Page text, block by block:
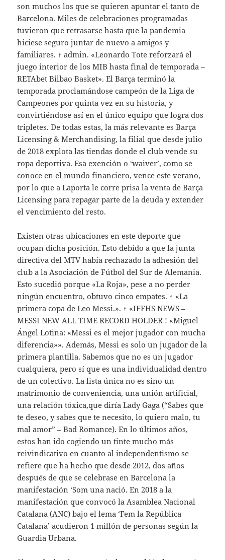
son muchos los que se quieren apuntar el tanto de
Barcelona. Miles de celebraciones programadas
tuvieron que retrasarse hasta que la pandemia
hiciese seguro juntar de nuevo a amigos y
familiares. ↑ admin. «Leonardo Tote reforzará el
juego interior de los MIB hasta final de temporada –
RETAbet Bilbao Basket». El Barça terminó la
temporada proclamándose campeón de la Liga de
Campeones por quinta vez en su historia, y
convirtiéndose así en el único equipo que logra dos
tripletes. De todas estas, la más relevante es Barça
Licensing & Merchandising, la filial que desde julio
de 2018 explota las tiendas donde el club vende su
ropa deportiva. Esa exención o ‘waiver’, como se
conoce en el mundo financiero, vence este verano,
por lo que a Laporta le corre prisa la venta de Barça
Licensing para repagar parte de la deuda y extender
el vencimiento del resto.
Existen otras ubicaciones en este deporte que
ocupan dicha posición. Esto debido a que la junta
directiva del MTV había rechazado la adhesión del
club a la Asociación de Fútbol del Sur de Alemania.
Esto sucedió porque «La Roja», pese a no perder
ningún encuentro, obtuvo cinco empates. ↑ «La
primera copa de Leo Messi.». ↑ «IFFHS NEWS –
MESSI NEW ALL TIME RECORD HOLDER ! «Miguel
Ángel Lotina: «Messi es el mejor jugador con mucha
diferencia»». Además, Messi es solo un jugador de la
primera plantilla. Sabemos que no es un jugador
cualquiera, pero sí que es una individualidad dentro
de un colectivo. La lista única no es sino un
matrimonio de conveniencia, una unión artificial,
una relación tóxica,que diría Lady Gaga (“Sabes que
te deseo, y sabes que te necesito, lo quiero malo, tu
mal amor” – Bad Romance). En lo últimos años,
estos han ido cogiendo un tinte mucho más
reivindicativo en cuanto al independentismo se
refiere que ha hecho que desde 2012, dos años
después de que se celebrase en Barcelona la
manifestación ‘Som una nació. En 2018 a la
manifestación que convocó la Asamblea Nacional
Catalana (ANC) bajo el lema ‘Fem la República
Catalana’ acudieron 1 millón de personas según la
Guardia Urbana.